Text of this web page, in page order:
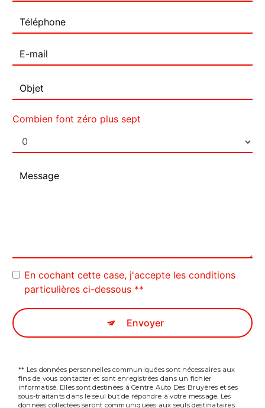
Combien font zéro plus sept
En cochant cette case, j'accepte les conditions
particulières ci-dessous **
Envoyer
** Les données personnelles communiquées sont nécessaires aux
fins de vous contacter et sont enregistrées dans un fichier
informatisé. Elles sont destinées à Centre Auto Des Bruyères et ses
sous-traitants dans le seul but de répondre à votre message. Les
données collectées seront communiquées aux seuls destinataires